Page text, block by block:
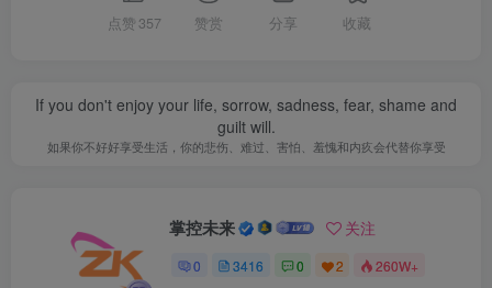
点赞 357 赞赏 分享 收藏
If you don't enjoy your life, sorrow, sadness, fear, shame and
guilt will.
如果你不好好享受生活，你的悲伤、难过、害怕、羞愧和内疚会代替你享受
掌控未来 关注
0 3416 0 2 260W+